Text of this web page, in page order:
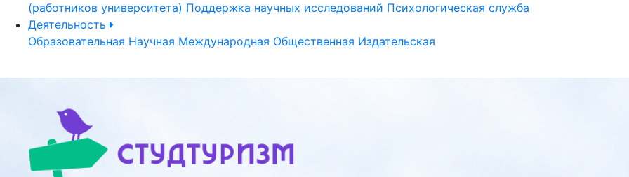
(работников университета) Поддержка научных исследований Психологическая служба
Деятельность
Образовательная Научная Международная Общественная Издательская